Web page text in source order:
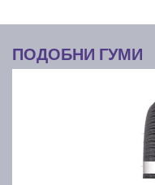
ПОДОБНИ ГУМИ